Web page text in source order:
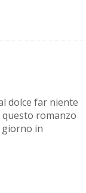
dolce far niente
questo romanzo
giorno in